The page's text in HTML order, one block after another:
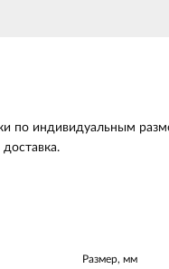
по индивидуальным
Размер, мм